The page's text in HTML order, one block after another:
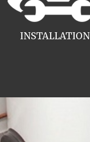
INSTALLATION